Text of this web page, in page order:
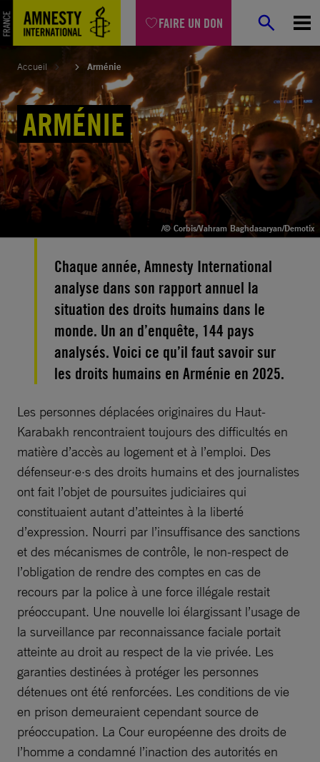
FAIRE UN DON
Aller
au
contenu
Accueil Arménie
ARMÉNIE
/© Corbis/Vahram Baghdasaryan/Demotix
Chaque année, Amnesty International
analyse dans son rapport annuel la
situation des droits humains dans le
monde. Un an d’enquête, 144 pays
analysés. Voici ce qu’il faut savoir sur
les droits humains en Arménie en 2025.
Les personnes déplacées originaires du Haut-
Karabakh rencontraient toujours des difficultés en
matière d’accès au logement et à l’emploi. Des
défenseur·e·s des droits humains et des journalistes
ont fait l’objet de poursuites judiciaires qui
constituaient autant d’atteintes à la liberté
d’expression. Nourri par l’insuffisance des sanctions
et des mécanismes de contrôle, le non-respect de
l’obligation de rendre des comptes en cas de
recours par la police à une force illégale restait
préoccupant. Une nouvelle loi élargissant l’usage de
la surveillance par reconnaissance faciale portait
atteinte au droit au respect de la vie privée. Les
garanties destinées à protéger les personnes
détenues ont été renforcées. Les conditions de vie
en prison demeuraient cependant source de
préoccupation. La Cour européenne des droits de
l’homme a condamné l’inaction des autorités en